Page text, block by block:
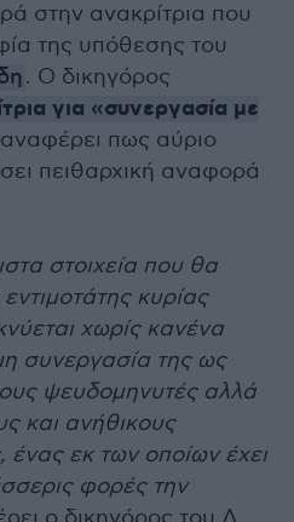
στην ανακρίτρια που
της υπόθεσης του
. Ο δικηγόρος
για «συνεργασία με
αναφέρει πως αύριο
πειθαρχική αναφορά
στοιχεία που θα
κυρίας
χωρίς κανένα
συνεργασία της ως
ψευδομηνυτές αλλά
και ανήθικους
ένας εκ των οποίων έχει
φορές την